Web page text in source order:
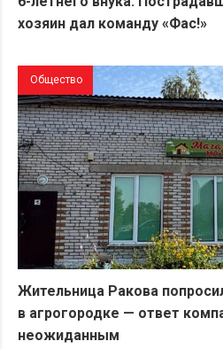
хозяин дал команду «Фас!»
Общество
Жительница Ракова
в агрогородке — ответ
неожиданным